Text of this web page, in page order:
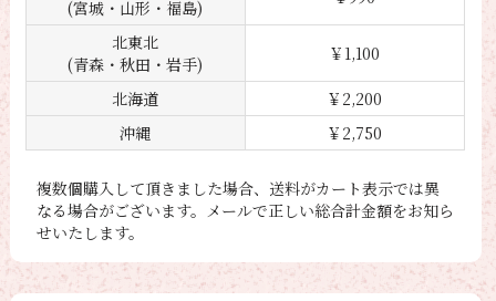
(宮城・山形・福島)
北東北
(青森・秋田・岩手)
￥1,100
北海道
￥2,200
沖縄
￥2,750
複数個購入して頂きました場合、送料がカート表示では異
なる場合がございます。メールで正しい総合計金額をお知ら
せいたします。